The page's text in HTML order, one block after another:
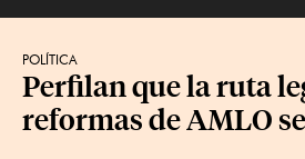
POLÍTICA
Perfilan que la ruta
reformas de AMLO